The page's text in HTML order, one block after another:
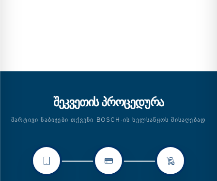
ᲨᲔᲙᲕᲔᲗᲘᲡ ᲞᲠᲝᲪᲔᲓᲣᲠᲐ
ᲛᲐᲠᲢᲘᲕᲘ ᲜᲐᲑᲘᲯᲔᲑᲘ ᲗᲥᲕᲔᲜᲘ BOSCH-ᲘᲡ ᲮᲔᲚᲡᲐᲬᲧᲝᲡ ᲛᲘᲡᲐᲦᲔᲑᲐᲓ